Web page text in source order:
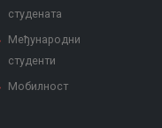
студената
Међународни
студенти
Мобилност